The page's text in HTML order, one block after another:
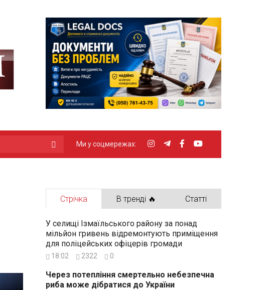
Ми у соцмережах:
Стрічка В тренді 🔥 Статті
У селищі Ізмаїльського району за понад
мільйон гривень відремонтують приміщення
для поліцейських офіцерів громади
18:02 2322 0
Через потепління смертельно небезпечна
риба може дібратися до України